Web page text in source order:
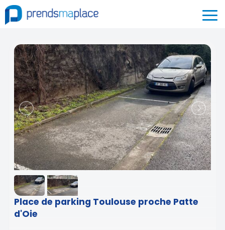
Place de parking Toulouse proche Patte
d'Oie